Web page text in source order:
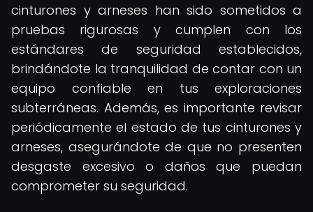
cinturones y arneses han sido sometidos a
pruebas rigurosas y cumplen con los
estándares de seguridad establecidos,
brindándote la tranquilidad de contar con un
equipo confiable en tus exploraciones
subterráneas. Además, es importante revisar
periódicamente el estado de tus cinturones y
arneses, asegurándote de que no presenten
desgaste excesivo o daños que puedan
comprometer su seguridad.